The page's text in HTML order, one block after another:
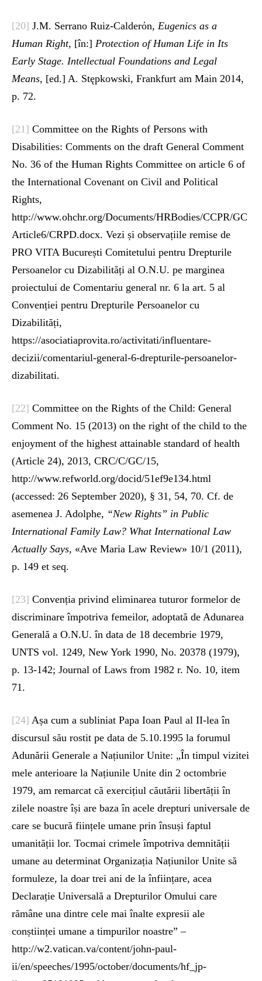
[20] J.M. Serrano Ruiz-Calderόn, Eugenics as a
Human Right, [în:] Protection of Human Life in Its
Early Stage. Intellectual Foundations and Legal
Means, [ed.] A. Stępkowski, Frankfurt am Main 2014,
p. 72.
[21] Committee on the Rights of Persons with
Disabilities: Comments on the draft General Comment
No. 36 of the Human Rights Committee on article 6 of
the International Covenant on Civil and Political
Rights,
http://www.ohchr.org/Documents/HRBodies/CCPR/GC
Article6/CRPD.docx. Vezi și observațiile remise de
PRO VITA București Comitetului pentru Drepturile
Persoanelor cu Dizabilități al O.N.U. pe marginea
proiectului de Comentariu general nr. 6 la art. 5 al
Convenției pentru Drepturile Persoanelor cu
Dizabilități,
https://asociatiaprovita.ro/activitati/influentare-
decizii/comentariul-general-6-drepturile-persoanelor-
dizabilitati.
[22] Committee on the Rights of the Child: General
Comment No. 15 (2013) on the right of the child to the
enjoyment of the highest attainable standard of health
(Article 24), 2013, CRC/C/GC/15,
http://www.refworld.org/docid/51ef9e134.html
(accessed: 26 September 2020), § 31, 54, 70. Cf. de
asemenea J. Adolphe, “New Rights” in Public
International Family Law? What International Law
Actually Says, «Ave Maria Law Review» 10/1 (2011),
p. 149 et seq.
[23] Convenția privind eliminarea tuturor formelor de
discriminare împotriva femeilor, adoptată de Adunarea
Generală a O.N.U. în data de 18 decembrie 1979,
UNTS vol. 1249, New York 1990, No. 20378 (1979),
p. 13-142; Journal of Laws from 1982 r. No. 10, item
71.
[24] Așa cum a subliniat Papa Ioan Paul al II-lea în
discursul său rostit pe data de 5.10.1995 la forumul
Adunării Generale a Națiunilor Unite: „În timpul vizitei
mele anterioare la Națiunile Unite din 2 octombrie
1979, am remarcat că exercițiul căutării libertății în
zilele noastre își are baza în acele drepturi universale de
care se bucură ființele umane prin însuși faptul
umanității lor. Tocmai crimele împotriva demnității
umane au determinat Organizația Națiunilor Unite să
formuleze, la doar trei ani de la înființare, acea
Declarație Universală a Drepturilor Omului care
rămâne una dintre cele mai înalte expresii ale
conștiinței umane a timpurilor noastre” –
http://w2.vatican.va/content/john-paul-
ii/en/speeches/1995/october/documents/hf_jp-